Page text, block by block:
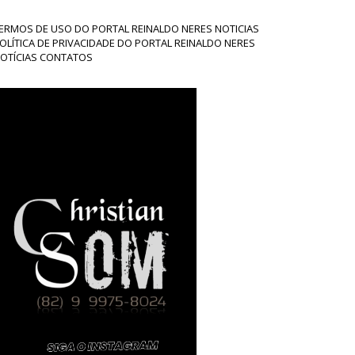
DE USO DO PORTAL REINALDO NERES NOTICIAS
DE PRIVACIDADE DO PORTAL REINALDO NERES
CONTATOS